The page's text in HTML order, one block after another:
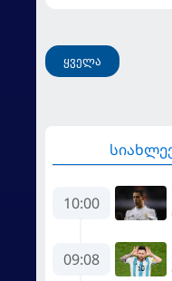
ყველა
10:00
09:08